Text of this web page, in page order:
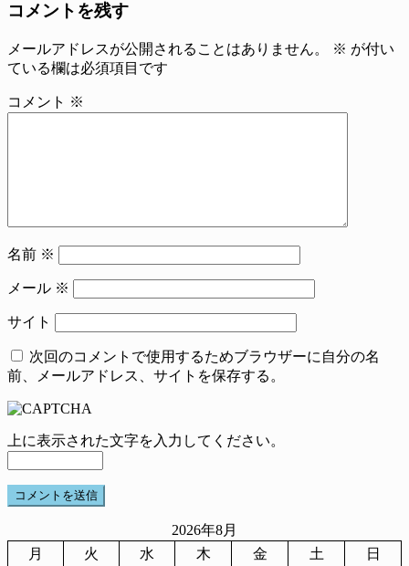
コメントを残す
メールアドレスが公開されることはありません。 ※ が付い
ている欄は必須項目です
コメント ※
名前 ※
メール ※
サイト
次回のコメントで使用するためブラウザーに自分の名
前、メールアドレス、サイトを保存する。
上に表示された文字を入力してください。
2026年8月
月
火 水 木 金 土
日